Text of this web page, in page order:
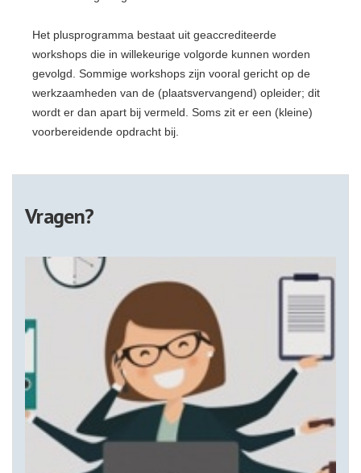
Het plusprogramma bestaat uit geaccrediteerde
workshops die in willekeurige volgorde kunnen worden
gevolgd. Sommige workshops zijn vooral gericht op de
werkzaamheden van de (plaatsvervangend) opleider; dit
wordt er dan apart bij vermeld. Soms zit er een (kleine)
voorbereidende opdracht bij.
Vragen?